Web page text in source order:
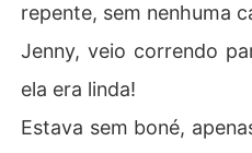
repente, sem nenhuma
Jenny, veio correndo
ela era linda!
Estava sem boné,